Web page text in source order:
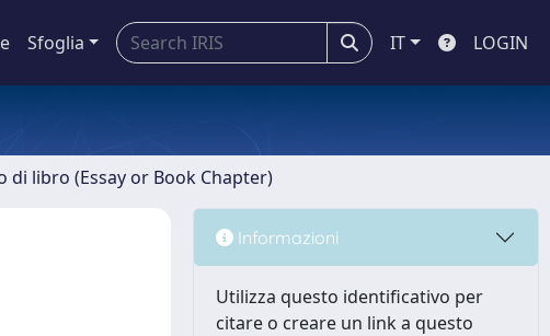
Sfoglia IT LOGIN
di libro (Essay or Book Chapter)
Informazioni
Utilizza questo identificativo per
citare o creare un link a questo